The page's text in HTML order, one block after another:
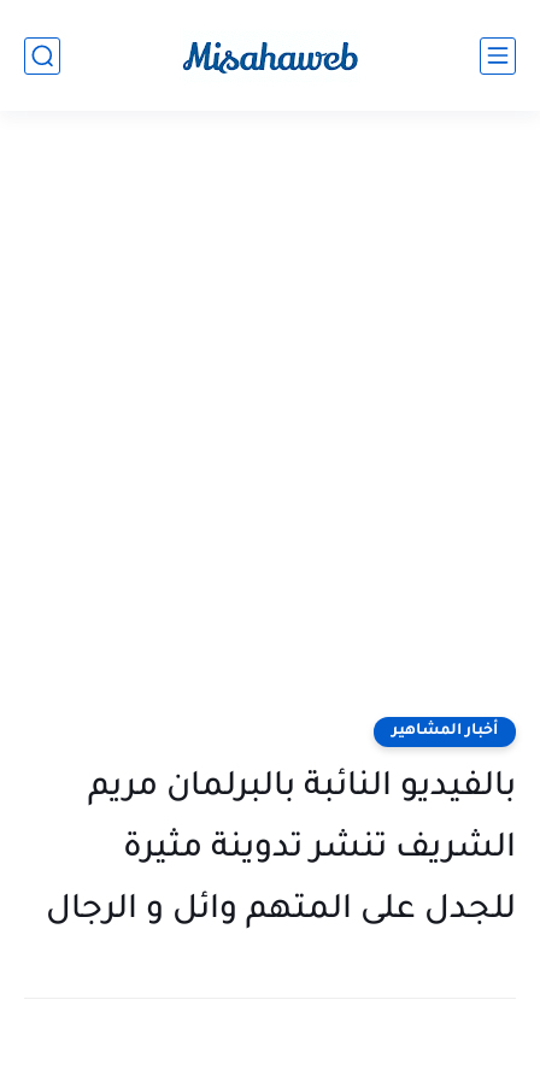
أخبار المشاهير
بالفيديو النائبة بالبرلمان مريم
الشريف تنشر تدوينة مثيرة
للجدل على المتهم وائل و الرجال